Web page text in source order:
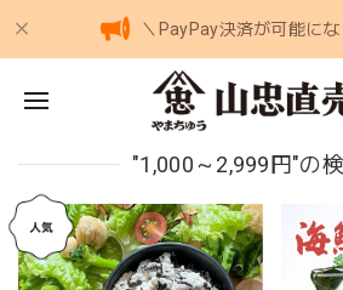
＼PayPay決済が可能に
"1,000～2,999円"の